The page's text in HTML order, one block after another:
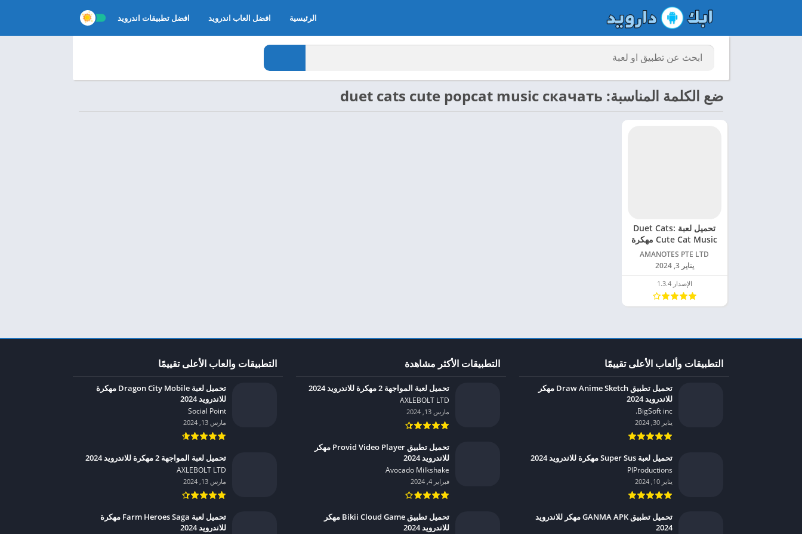
الرئيسية افضل العاب اندرويد افضل تطبيقات اندرويد
ضع الكلمة المناسبة: duet cats cute popcat music скачать
تحميل لعبة Duet Cats:
Cute Cat Music مهكرة
للاندرويد 2024
AMANOTES PTE LTD‏
يناير 3, 2024
الإصدار 1.3.4
التطبيقات والعاب الأعلى تقييمًا
تحميل لعبة Dragon City Mobile مهكرة
للاندرويد 2024
Social Point‏
مارس 13, 2024
تحميل لعبة المواجهة 2 مهكرة للاندرويد 2024
AXLEBOLT LTD‏
مارس 13, 2024
تحميل لعبة Farm Heroes Saga مهكرة
للاندرويد 2024
التطبيقات الأكثر مشاهدة
تحميل لعبة المواجهة 2 مهكرة للاندرويد 2024
AXLEBOLT LTD‏
مارس 13, 2024
تحميل تطبيق Provid Video Player مهكر
للاندرويد 2024
Avocado Milkshake‏
فبراير 4, 2024
تحميل تطبيق Bikii Cloud Game مهكر
للاندرويد 2024
التطبيقات وألعاب الأعلى تقييمًا
تحميل تطبيق Draw Anime Sketch مهكر
للاندرويد 2024
BigSoft inc.‏
يناير 30, 2024
تحميل لعبة Super Sus مهكرة للاندرويد 2024
PIProductions‏
يناير 10, 2024
تحميل تطبيق GANMA APK مهكر للاندرويد
2024